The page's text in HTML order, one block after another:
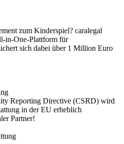
zum Kinderspiel? caralegal
in-One-Plattform für
sich dabei über 1 Million Euro
Reporting Directive (CSRD) wird
in der EU erheblich
Partner!